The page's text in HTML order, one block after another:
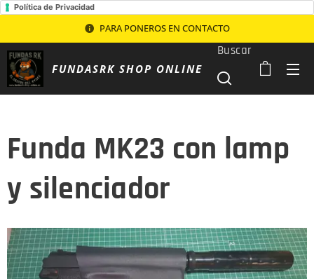
Política de Privacidad
PARA PONEROS EN CONTACTO
FUNDASRK SHOP ONLINE
Buscar
Funda MK23 con lamp
y silenciador